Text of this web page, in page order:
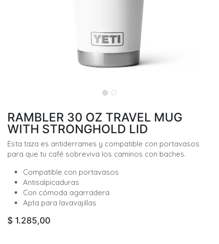
RAMBLER 30 OZ TRAVEL MUG
WITH STRONGHOLD LID
Esta taza es antiderrames y compatible con portavasos
para que tu café sobreviva los caminos con baches.
Compatible con portavasos
Antisalpicaduras
Con cómoda agarradera
Apta para lavavajillas
$ 1.285,00